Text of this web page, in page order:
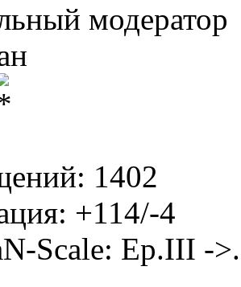
модератор
1402
+114/-4
Scale: Ep.III -